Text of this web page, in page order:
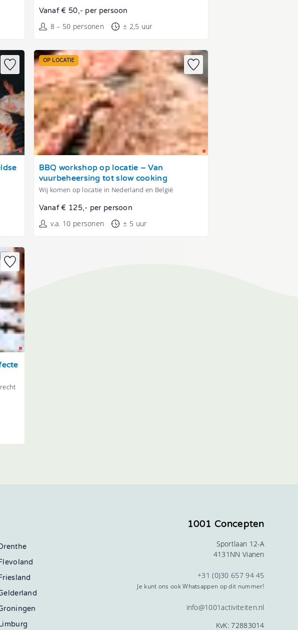
Vanaf € 50,- per persoon
8 – 50 personen ± 2,5 uur
Tonen
OP LOCATIE
BBQ workshop op locatie – Van
vuurbeheersing tot slow cooking
Wij komen op locatie in Nederland en België
Vanaf € 125,- per persoon
v.a. 10 personen ± 5 uur
1001 Concepten
Sportlaan 12-A
4131NN Vianen
+31 (0)30 657 94 45
Je kunt ons ook Whatsappen op dit nummer!
info@1001activiteiten.nl
KvK: 72883014